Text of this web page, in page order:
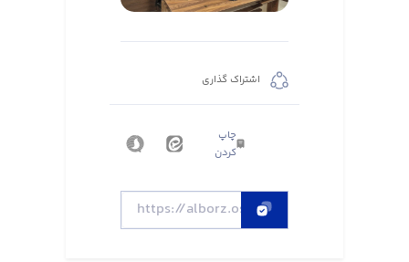
اشتراک گذاری
چاپ
کردن